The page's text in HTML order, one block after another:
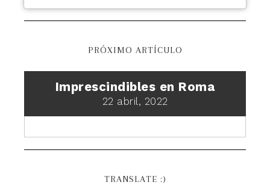
PRÓXIMO ARTÍCULO
Imprescindibles en Roma
22 abril, 2022
TRANSLATE :)